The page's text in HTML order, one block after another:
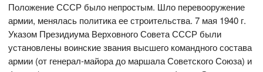
Положение СССР было непростым. Шло перевооружение
армии, менялась политика ее строительства. 7 мая 1940 г.
Указом Президиума Верховного Совета СССР были
установлены воинские звания высшего командного состава
армии (от генерал-майора до маршала Советского Союза) и